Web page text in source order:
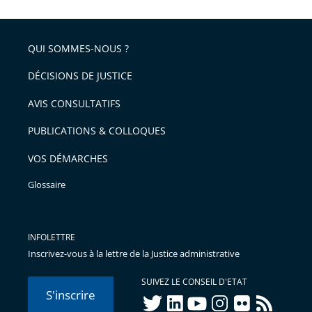
arriver
après
l'article
pour
avant
QUI SOMMES-NOUS ?
DÉCISIONS DE JUSTICE
AVIS CONSULTATIFS
PUBLICATIONS & COLLOQUES
VOS DÉMARCHES
Glossaire
INFOLETTRE
Inscrivez-vous à la lettre de la Justice administrative
S'inscrire
SUIVEZ LE CONSEIL D'ETAT
twitterlinkedInyoutubeinstagram
flickr rss